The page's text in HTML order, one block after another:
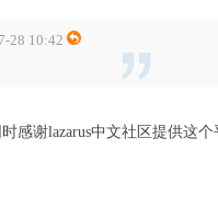
28 10:42
感谢lazarus中文社区提供这个